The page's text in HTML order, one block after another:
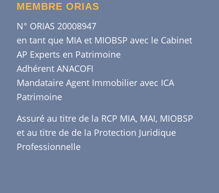
MEMBRE ORIAS
N° ORIAS 20008947
en tant que MIA et MIOBSP avec le Cabinet
AP Experts en Patrimoine
Adhérent ANACOFI
Mandataire Agent Immobilier avec ICA
Patrimoine
Assuré au titre de la RCP MIA, MAI, MIOBSP
et au titre de de la Protection Juridique
Professionnelle